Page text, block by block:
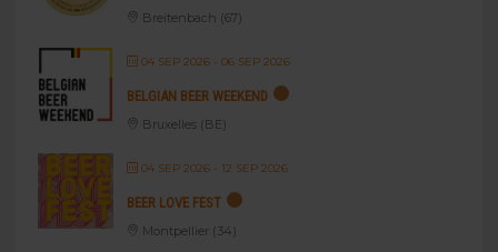
Breitenbach (67)
04 SEP 2026- 06 SEP 2026
BELGIAN BEER WEEKEND
Bruxelles (BE)
04 SEP 2026- 12 SEP 2026
BEER LOVE FEST
Montpellier (34)